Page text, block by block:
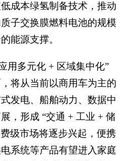
成本绿氢制备技术，推动
子交换膜燃料电池的规模
能源支撑。
用多元化 + 区域集中化”
将从当前以商用车为主的
发电、船舶动力、数据中
，形成 “交通 + 工业 + 储
级市场将逐步兴起，便携
系统等产品有望进入家庭